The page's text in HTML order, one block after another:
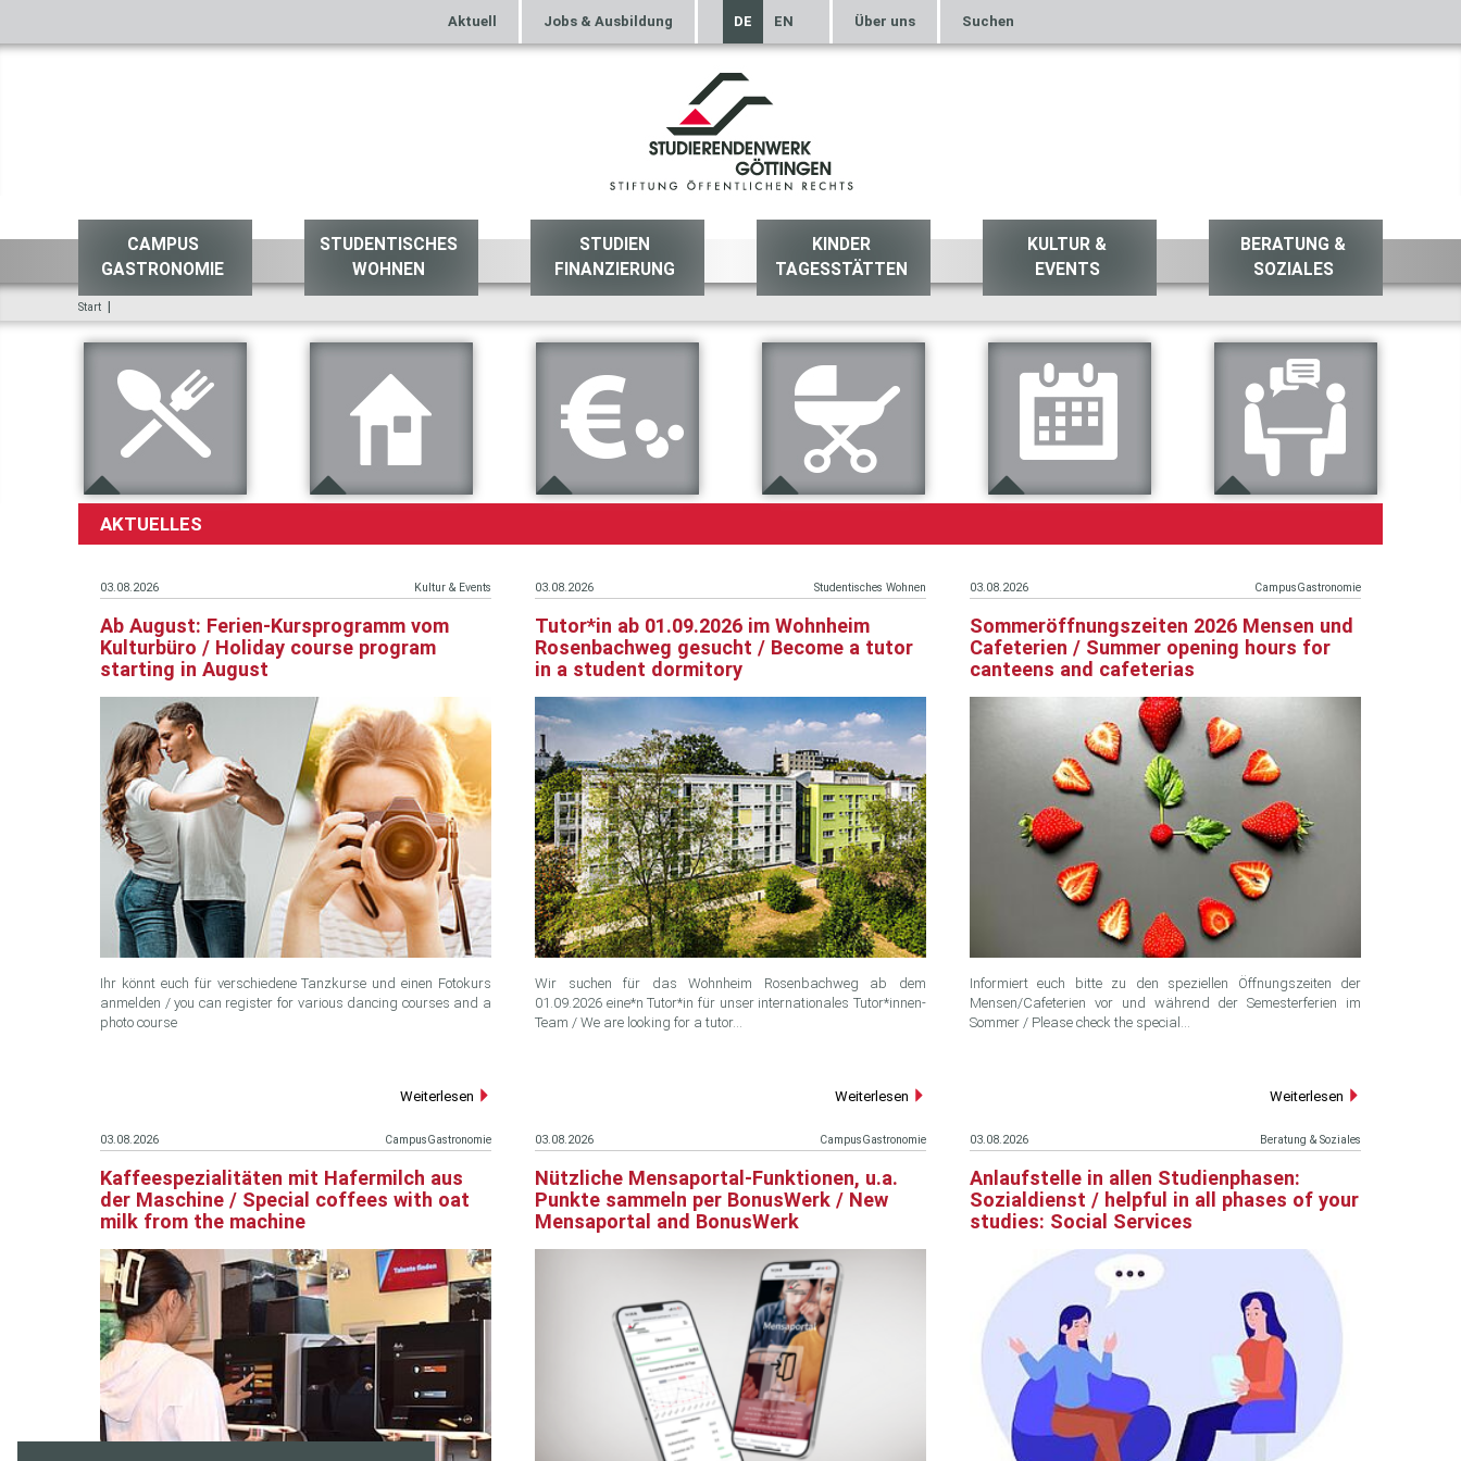
Aktuell Jobs & Ausbildung DE EN Über uns Suchen
CAMPUS
GASTRONOMIE
STUDENTISCHES
WOHNEN
STUDIEN
FINANZIERUNG
KINDER
TAGESSTÄTTEN
KULTUR &
EVENTS
BERATUNG &
SOZIALES
Start |
AKTUELLES
03.08.2026 Kultur & Events
Ab August: Ferien-Kursprogramm vom
Kulturbüro / Holiday course program
starting in August
Ihr könnt euch für verschiedene Tanzkurse und einen Fotokurs
anmelden / you can register for various dancing courses and a
photo course
Weiterlesen
03.08.2026 Studentisches Wohnen
Tutor*in ab 01.09.2026 im Wohnheim
Rosenbachweg gesucht / Become a tutor
in a student dormitory
Wir suchen für das Wohnheim Rosenbachweg ab dem
01.09.2026 eine*n Tutor*in für unser internationales Tutor*innen-
Team / We are looking for a tutor…
Weiterlesen
03.08.2026 CampusGastronomie
Sommeröffnungszeiten 2026 Mensen und
Cafeterien / Summer opening hours for
canteens and cafeterias
Informiert euch bitte zu den speziellen Öffnungszeiten der
Mensen/Cafeterien vor und während der Semesterferien im
Sommer / Please check the special…
Weiterlesen
03.08.2026 CampusGastronomie
Kaffeespezialitäten mit Hafermilch aus
der Maschine / Special coffees with oat
milk from the machine
03.08.2026 CampusGastronomie
Nützliche Mensaportal-Funktionen, u.a.
Punkte sammeln per BonusWerk / New
Mensaportal and BonusWerk
03.08.2026 Beratung & Soziales
Anlaufstelle in allen Studienphasen:
Sozialdienst / helpful in all phases of your
studies: Social Services